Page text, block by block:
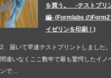
を買う。 -テストプリ
編- (Formlabs のForm2
イゼリンを印刷！)
、届いて早速テストプリントしました
違いなくここ数年で最も驚愕したイノ
ンで…